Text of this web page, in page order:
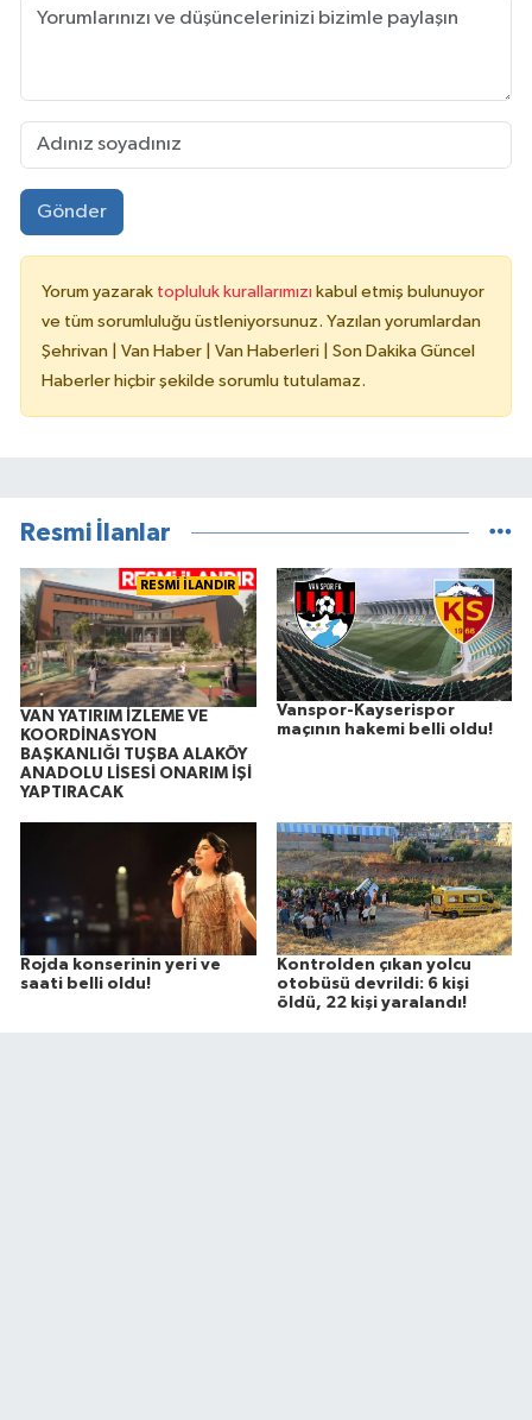
Gönder
Yorum yazarak topluluk kurallarımızı kabul etmiş bulunuyor
ve tüm sorumluluğu üstleniyorsunuz. Yazılan yorumlardan
Şehrivan | Van Haber | Van Haberleri | Son Dakika Güncel
Haberler hiçbir şekilde sorumlu tutulamaz.
Resmi İlanlar
RESMİ İLANDIR
VAN YATIRIM İZLEME VE
KOORDİNASYON
BAŞKANLIĞI TUŞBA ALAKÖY
ANADOLU LİSESİ ONARIM İŞİ
YAPTIRACAK
Vanspor-Kayserispor
maçının hakemi belli oldu!
Rojda konserinin yeri ve
saati belli oldu!
Kontrolden çıkan yolcu
otobüsü devrildi: 6 kişi
öldü, 22 kişi yaralandı!